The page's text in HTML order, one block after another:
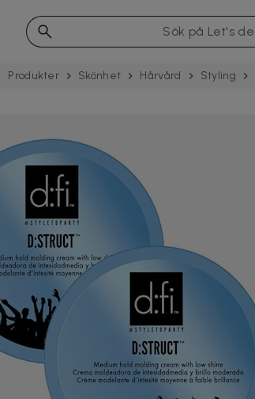
Produkter Skönhet Hårvård Styling